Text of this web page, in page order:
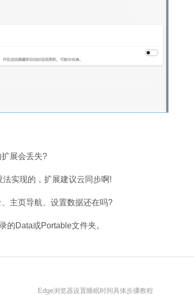
展会丢失?
实现的，扩展建议云同步啊!
主页导航、设置数据还在吗?
Data或Portable文件夹。
Edge浏览器设置睡眠时间具体步骤教程